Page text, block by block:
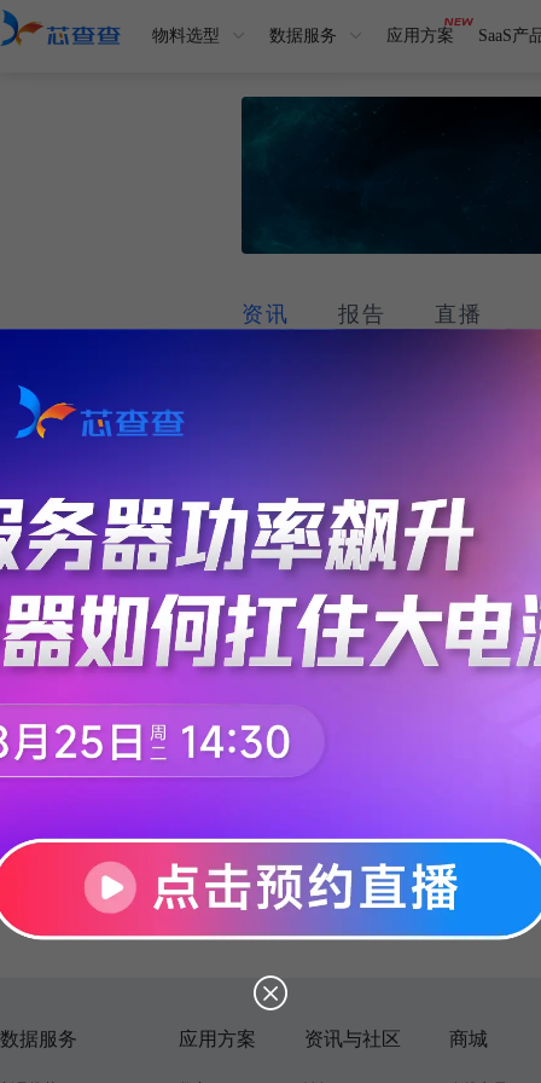
物料选型 数据服务 应用方案 SaaS产
资讯 报告 直播
数据服务 应用方案 资讯与社区 商城